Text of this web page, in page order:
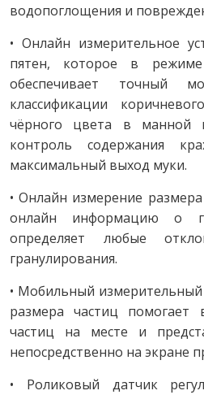
водопоглощения и
• Онлайн измерительное
пятен, которое в
обеспечивает точный
классификации
чёрного цвета в манной
контроль содержания
максимальный выход муки.
• Онлайн измерение
онлайн информацию о
определяет любые
гранулирования.
• Мобильный
размера частиц помогает
частиц на месте и
непосредственно на экране
• Роликовый датчик